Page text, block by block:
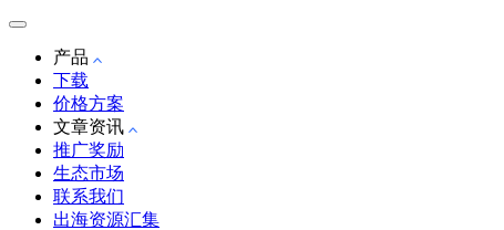
产品
下载
价格方案
文章资讯
推广奖励
生态市场
联系我们
出海资源汇集